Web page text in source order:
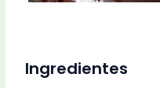
Ingredientes